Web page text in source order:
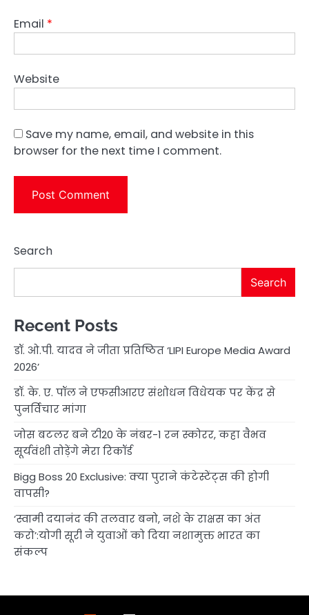
Email *
Website
Save my name, email, and website in this
browser for the next time I comment.
Search
Search
Recent Posts
डॉ. ओ.पी. यादव ने जीता प्रतिष्ठित ‘LIPI Europe Media Award
2026’
डॉ. के. ए. पॉल ने एफसीआरए संशोधन विधेयक पर केंद्र से
पुनर्विचार मांगा
जोस बटलर बने टी20 के नंबर-1 रन स्कोरर, कहा वैभव
सूर्यवंशी तोड़ेंगे मेरा रिकॉर्ड
Bigg Boss 20 Exclusive: क्या पुराने कंटेस्टेंट्स की होगी
वापसी?
‘स्वामी दयानंद की तलवार बनो, नशे के राक्षस का अंत
करो’:योगी सूरी ने युवाओं को दिया नशामुक्त भारत का
संकल्प